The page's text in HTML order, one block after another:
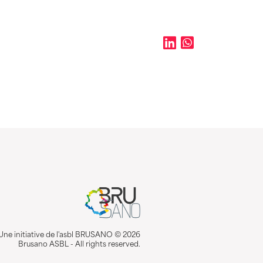
initiative de l'asbl BRUSANO © 2026
Brusano ASBL - All rights reserved.